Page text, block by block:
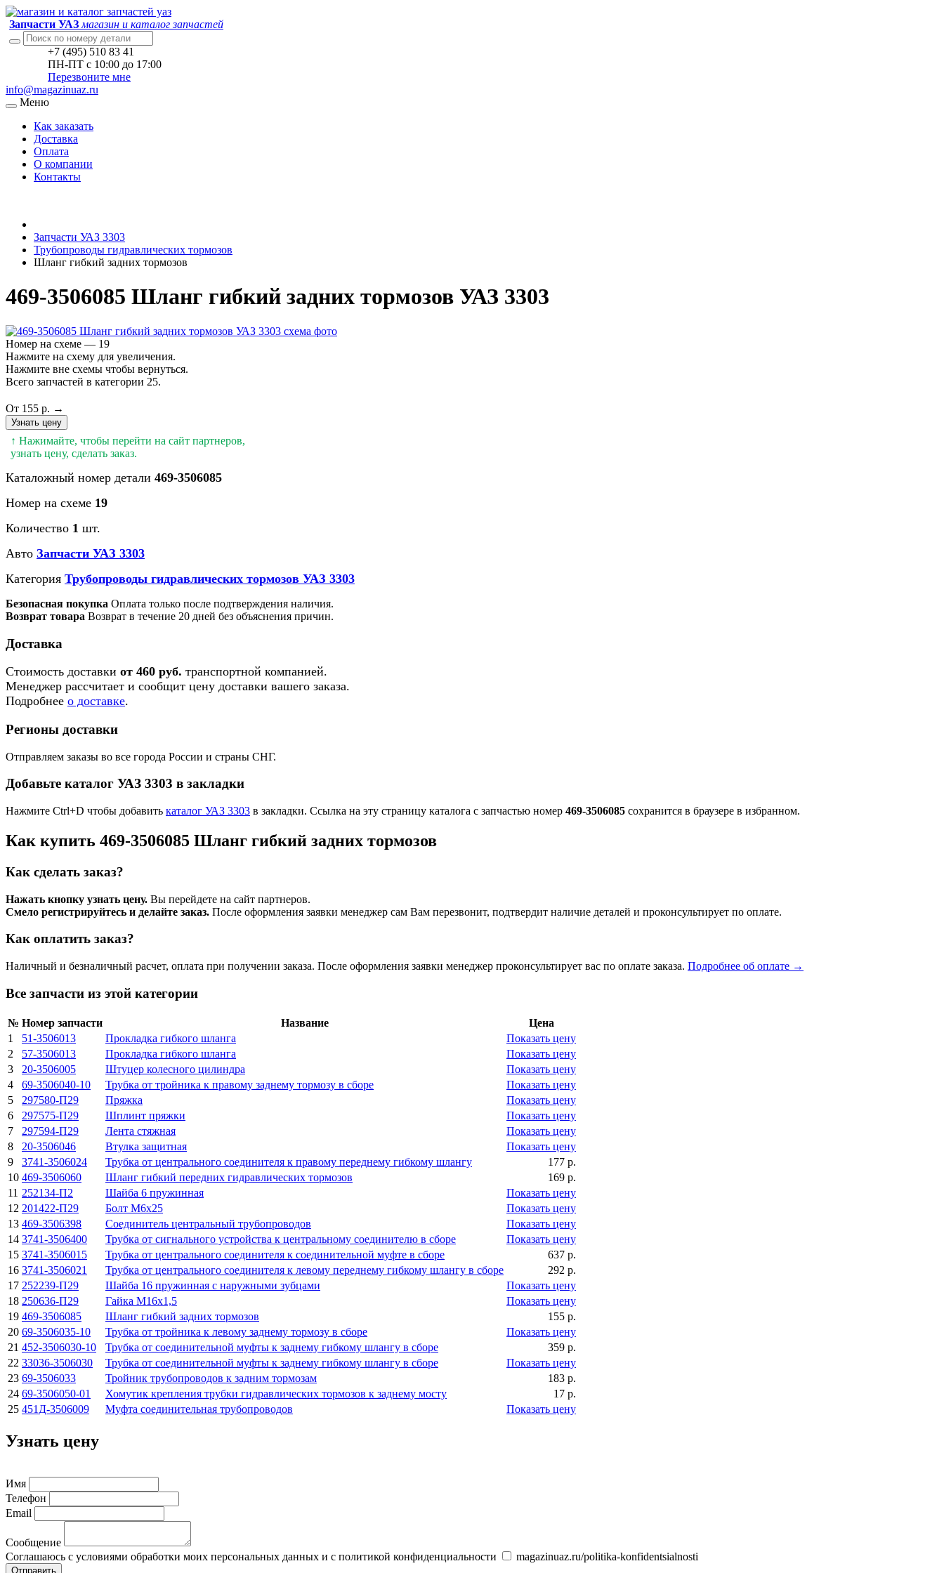
Запчасти УАЗ магазин и каталог запчастей
+7 (495) 510 83 41
ПН-ПТ с 10:00 до 17:00
Перезвоните мне
info@magazinuaz.ru
Меню
Как заказать
Доставка
Оплата
О компании
Контакты
Запчасти УАЗ 3303
Трубопроводы гидравлических тормозов
Шланг гибкий задних тормозов
469-3506085 Шланг гибкий задних тормозов УАЗ 3303
Номер на схеме — 19
Нажмите на схему для увеличения.
Нажмите вне схемы чтобы вернуться.
Всего запчастей в категории 25.
От 155 р. →
Узнать цену
↑ Нажимайте, чтобы перейти на сайт партнеров,
узнать цену, сделать заказ.
Каталожный номер детали 469-3506085
Номер на схеме 19
Количество 1 шт.
Авто Запчасти УАЗ 3303
Категория Трубопроводы гидравлических тормозов УАЗ 3303
Безопасная покупка Оплата только после подтверждения наличия.
Возврат товара Возврат в течение 20 дней без объяснения причин.
Доставка
Стоимость доставки от 460 руб. транспортной компанией.
Менеджер рассчитает и сообщит цену доставки вашего заказа.
Подробнее о доставке.
Регионы доставки
Отправляем заказы во все города России и страны СНГ.
Добавьте каталог УАЗ 3303 в закладки
Нажмите Ctrl+D чтобы добавить каталог УАЗ 3303 в закладки. Ссылка на эту страницу каталога с запчастью номер 469-3506085 сохранится в браузере в избранном.
Как купить 469-3506085 Шланг гибкий задних тормозов
Как сделать заказ?
Нажать кнопку узнать цену. Вы перейдете на сайт партнеров.
Смело регистрируйтесь и делайте заказ. После оформления заявки менеджер сам Вам перезвонит, подтвердит наличие деталей и проконсультирует по оплате.
Как оплатить заказ?
Наличный и безналичный расчет, оплата при получении заказа. После оформления заявки менеджер проконсультирует вас по оплате заказа. Подробнее об оплате →
Все запчасти из этой категории
№ Номер запчасти Название
Цена
1
51-3506013 Прокладка гибкого шланга
Показать цену
2
57-3506013 Прокладка гибкого шланга
Показать цену
3
20-3506005 Штуцер колесного цилиндра
Показать цену
4
69-3506040-10 Трубка от тройника к правому заднему тормозу в сборе
Показать цену
5
297580-П29 Пряжка
Показать цену
6
297575-П29 Шплинт пряжки
Показать цену
7
297594-П29 Лента стяжная
Показать цену
8
20-3506046 Втулка защитная
Показать цену
9
3741-3506024 Трубка от центрального соединителя к правому переднему гибкому шлангу
177 р.
10 469-3506060 Шланг гибкий передних гидравлических тормозов
169 р.
11 252134-П2 Шайба 6 пружинная
Показать цену
12 201422-П29 Болт М6х25
Показать цену
13 469-3506398 Соединитель центральный трубопроводов
Показать цену
14 3741-3506400 Трубка от сигнального устройства к центральному соединителю в сборе
Показать цену
15 3741-3506015 Трубка от центрального соединителя к соединительной муфте в сборе
637 р.
16 3741-3506021 Трубка от центрального соединителя к левому переднему гибкому шлангу в сборе
292 р.
17 252239-П29 Шайба 16 пружинная с наружными зубцами
Показать цену
18 250636-П29 Гайка М16х1,5
Показать цену
19 469-3506085 Шланг гибкий задних тормозов
155 р.
20 69-3506035-10 Трубка от тройника к левому заднему тормозу в сборе
Показать цену
21 452-3506030-10 Трубка от соединительной муфты к заднему гибкому шлангу в сборе
359 р.
22 33036-3506030 Трубка от соединительной муфты к заднему гибкому шлангу в сборе
Показать цену
23 69-3506033 Тройник трубопроводов к задним тормозам
183 р.
24 69-3506050-01 Хомутик крепления трубки гидравлических тормозов к заднему мосту
17 р.
25 451Д-3506009 Муфта соединительная трубопроводов Показать цену
Узнать цену
Имя
Телефон
Email
Сообщение
Соглашаюсь с условиями обработки моих персональных данных и с политикой конфиденциальности
magazinuaz.ru/politika-konfidentsialnosti
Отправить